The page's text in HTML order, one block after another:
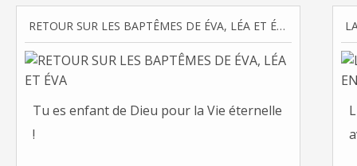
RETOUR SUR LES BAPTÊMES DE ÉVA, LÉA ET ÉVA
Tu es enfant de Dieu pour la Vie éternelle
!